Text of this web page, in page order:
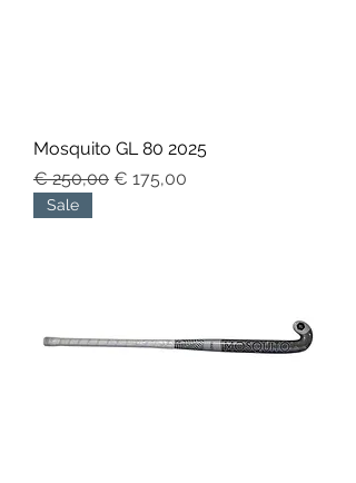
Mosquito GL 80 2025
Normale prijs
€ 250,00 Verkoopprijs
€ 175,00
Sale